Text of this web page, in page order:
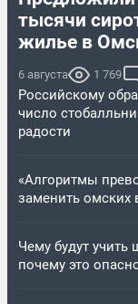
тысячи
жилье в
6 августа 1 769
Российскому
число
радости
«Алгоритмы
заменить омских
Чему будут
почему это